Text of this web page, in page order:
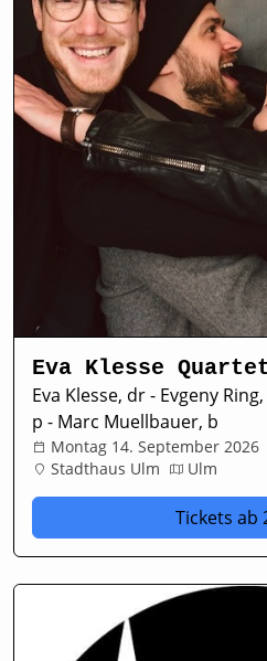
Eva Klesse
Eva Klesse, dr - Evgeny
p - Marc Muellbauer, b
Montag 14. September 2026
Stadthaus Ulm
Ulm
Tickets ab